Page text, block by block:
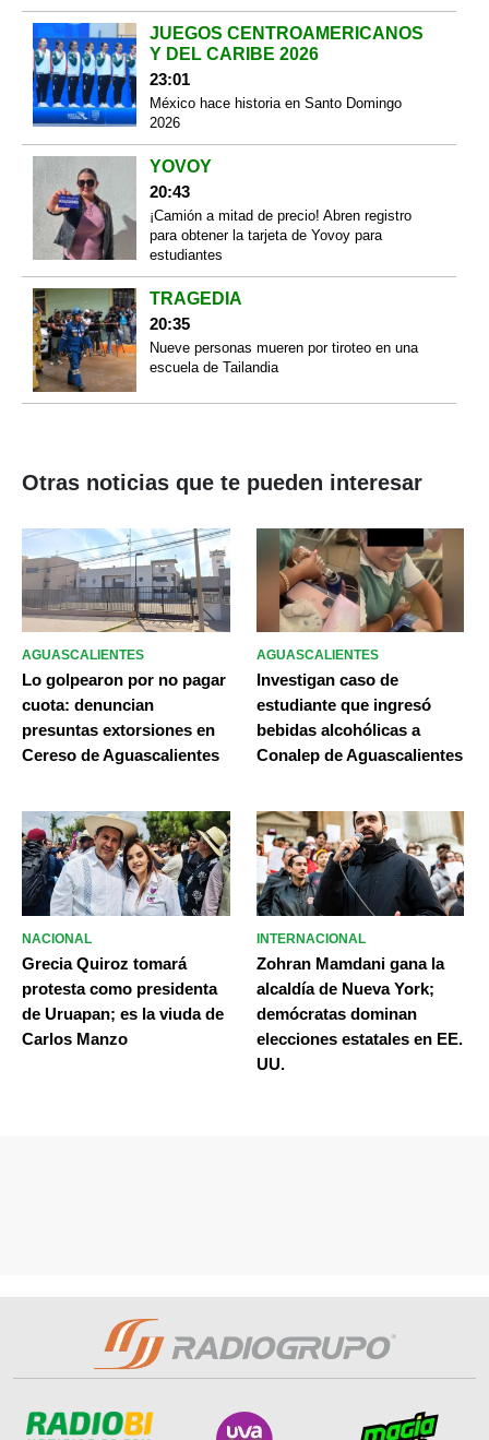
JUEGOS CENTROAMERICANOS
Y DEL CARIBE 2026
23:01
México hace historia en Santo Domingo
2026
YOVOY
20:43
¡Camión a mitad de precio! Abren registro
para obtener la tarjeta de Yovoy para
estudiantes
TRAGEDIA
20:35
Nueve personas mueren por tiroteo en una
escuela de Tailandia
Otras noticias que te pueden interesar
AGUASCALIENTES
Lo golpearon por no pagar
cuota: denuncian
presuntas extorsiones en
Cereso de Aguascalientes
AGUASCALIENTES
Investigan caso de
estudiante que ingresó
bebidas alcohólicas a
Conalep de Aguascalientes
NACIONAL
Grecia Quiroz tomará
protesta como presidenta
de Uruapan; es la viuda de
Carlos Manzo
INTERNACIONAL
Zohran Mamdani gana la
alcaldía de Nueva York;
demócratas dominan
elecciones estatales en EE.
UU.